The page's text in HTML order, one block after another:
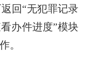
回“无犯罪记录
办件进度”模块
。